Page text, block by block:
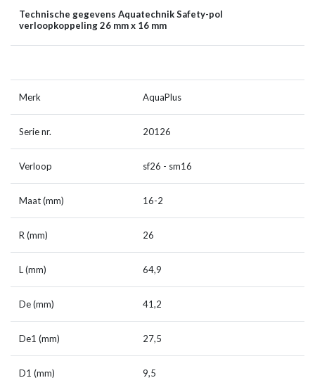
Technische gegevens Aquatechnik Safety-pol
verloopkoppeling 26 mm x 16 mm
Merk AquaPlus
Serie nr. 20126
Verloop sf26 - sm16
Maat (mm) 16-2
R (mm) 26
L (mm) 64,9
De (mm) 41,2
De1 (mm) 27,5
D1 (mm) 9,5